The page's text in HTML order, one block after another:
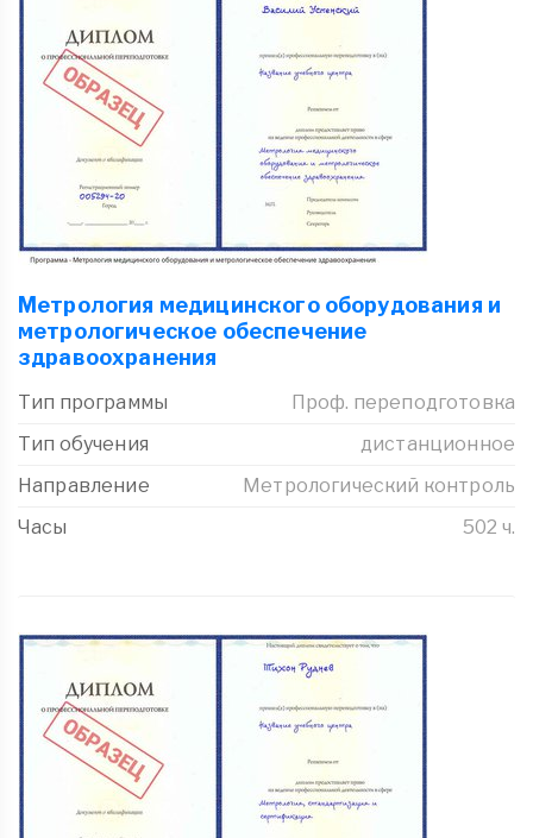
Метрология медицинского оборудования и
метрологическое обеспечение
здравоохранения
Тип программы
Проф. переподготовка
Тип обучения
дистанционное
Направление
Метрологический контроль
Часы
502 ч.